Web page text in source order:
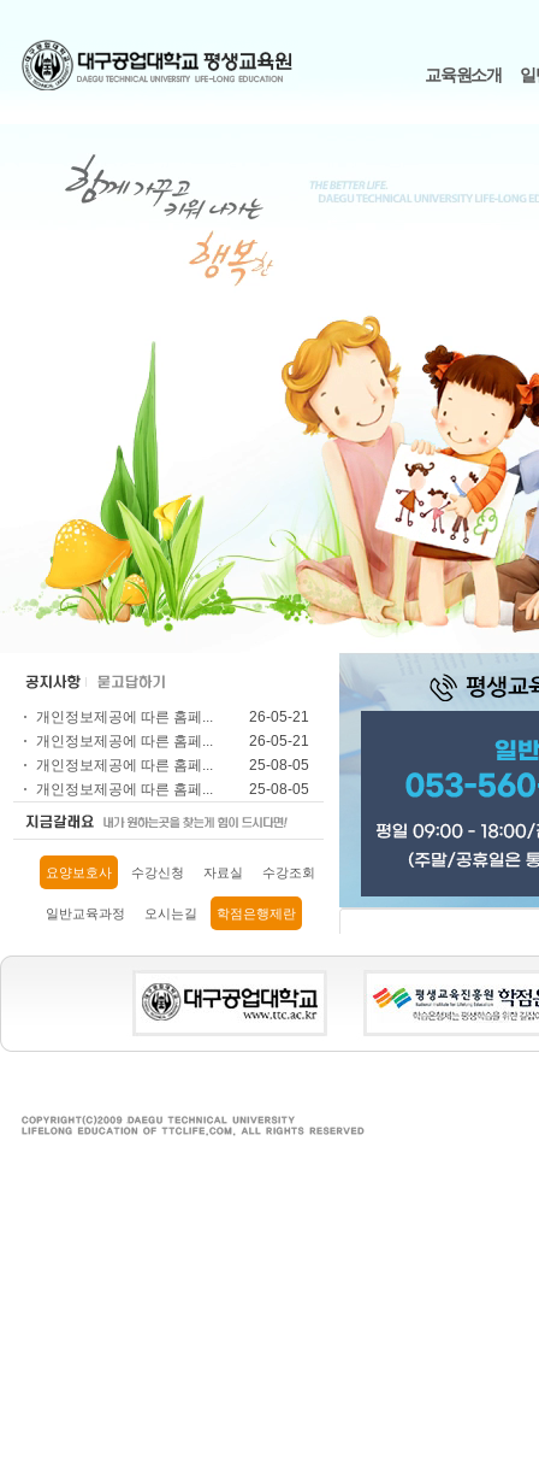
교육원소개
개인정보제공에 따른 홈페...
26-05-21
개인정보제공에 따른 홈페...
26-05-21
개인정보제공에 따른 홈페...
25-08-05
개인정보제공에 따른 홈페...
25-08-05
요양보호사 수강신청 자료실 수강조회
일반교육과정 오시는길 학점은행제란